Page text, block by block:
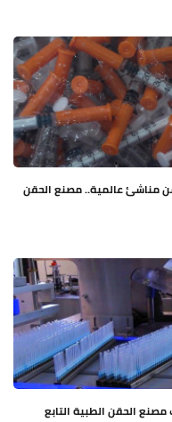
مناشئ عالمية.. مصنع الحقن
مصنع الحقن الطبية التابع